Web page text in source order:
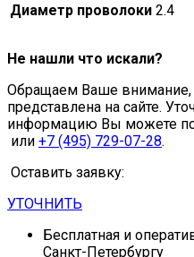
Диаметр проволоки 2.4
Не нашли что искали?
Обращаем Ваше внимание,
представлена на сайте.
информацию Вы можете
или +7 (495) 729-07-28.
Оставить заявку:
УТОЧНИТЬ
Бесплатная и
Санкт-Петербургу